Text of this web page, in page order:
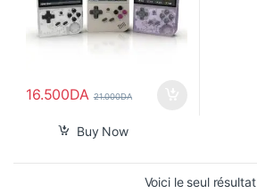
16.500DA 21.000DA
Buy Now
Voici le seul résultat